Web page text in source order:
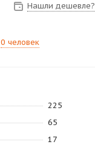
Нашли дешевле?
0 человек
225
65
17